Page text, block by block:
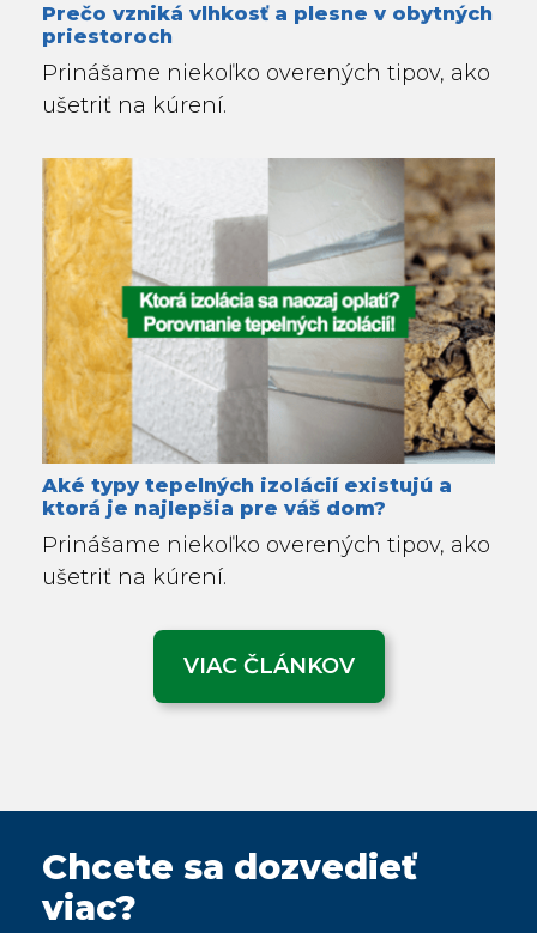
Prečo vzniká vlhkosť a plesne v obytných
priestoroch
Prinášame niekoľko overených tipov, ako
ušetriť na kúrení.
Aké typy tepelných izolácií existujú a
ktorá je najlepšia pre váš dom?
Prinášame niekoľko overených tipov, ako
ušetriť na kúrení.
VIAC ČLÁNKOV
Chcete sa dozvedieť
viac?